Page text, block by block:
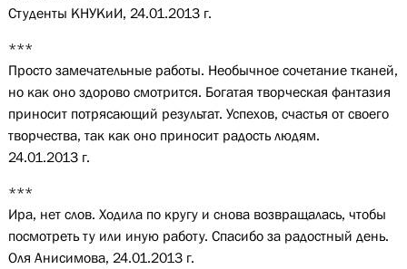
Студенты КНУКиИ, 24.01.2013 г.
***
Просто замечательные работы. Необычное сочетание тканей,
но как оно здорово смотрится. Богатая творческая фантазия
приносит потрясающий результат. Успехов, счастья от своего
творчества, так как оно приносит радость людям.
24.01.2013 г.
***
Ира, нет слов. Ходила по кругу и снова возвращалась, чтобы
посмотреть ту или иную работу. Спасибо за радостный день.
Оля Анисимова, 24.01.2013 г.